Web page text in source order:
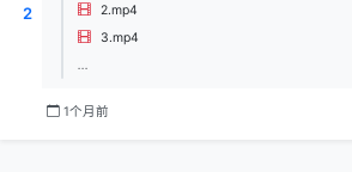
2
2.mp4
3.mp4
...
1个月前